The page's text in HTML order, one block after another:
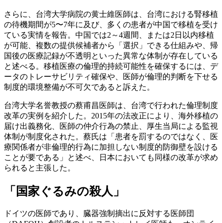
さらに、台湾大学病院の黄士維医師は、台湾における腎移植
の待機期間が5〜7年に及び、多くの患者が中国で移植を受け
ている実情を報告。中国では2～4週間、または2日以内移植
が可能、複数の提供候補者から「選択」できる仕組みや、帰
国後の医療記録が不透明といった異常な体制が存在している
と述べる。移植医療の倫理的持続可能性を確保するには、デ
ータのトレーサビリティ確保や、医師が倫理的判断を下せる
制度的環境整備が不可欠であると訴えた。
台湾大学名誉教授の蔡甫昌医師は、台湾で行われた倫理制度
改革の実例を紹介した。2015年の法改正により、海外移植の
届け出義務化、医師の仲介行為の禁止、厚生当局による監視
体制が制度化された。蔡氏は「患者を罰するのではなく、医
療関係者が非倫理的行為に加担しない制度的防御壁を設ける
ことが要である」と述べ、日本においても同様の改革が求め
られると主張した。
「国家ぐるみの殺人」
ドイツの医師であり、臓器強制摘出に反対する医師団